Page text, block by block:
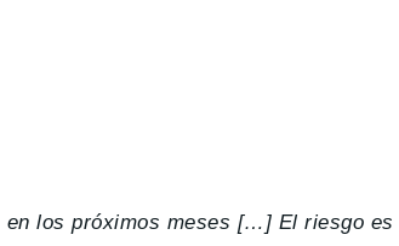
en los próximos meses […] El riesgo